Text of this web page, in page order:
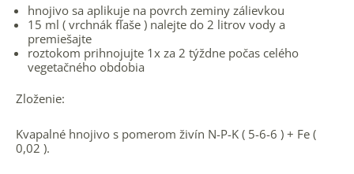
hnojivo sa aplikuje na povrch zeminy zálievkou
15 ml ( vrchnák fľaše ) nalejte do 2 litrov vody a
premiešajte
roztokom prihnojujte 1x za 2 týždne počas celého
vegetačného obdobia
Zloženie:
Kvapalné hnojivo s pomerom živín N-P-K ( 5-6-6 ) + Fe (
0,02 ).